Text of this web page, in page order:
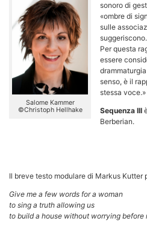
Salome Kammer
©Christoph Hellhake
sonoro di
«ombre di
sulle
suggeriscono.
Per questa
essere
senso, è il
stessa
Sequenza III
Berberian.
Il breve testo modulare di Markus Kutter
Give me a few words for a woman
to sing a truth allowing us
to build a house without worrying before